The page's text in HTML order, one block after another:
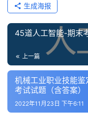
讯
教
设
计
专
生成海报
45道人工智能-期末
上一篇
机械工业职业技能
考试试题（含答案）
2022年11月23日 下午6:11